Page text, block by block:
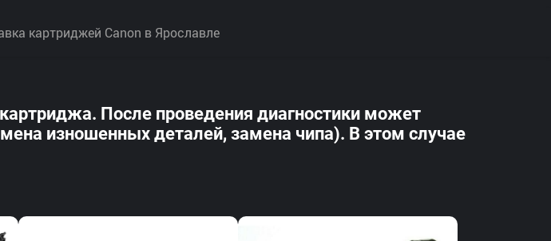
картриджей Canon в Ярославле
После проведения диагностики может
изношенных деталей, замена чипа). В этом случае